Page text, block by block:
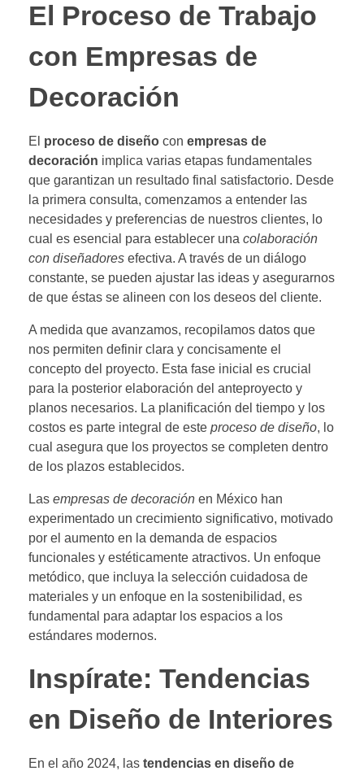
El Proceso de Trabajo
con Empresas de
Decoración
El proceso de diseño con empresas de
decoración implica varias etapas fundamentales
que garantizan un resultado final satisfactorio. Desde
la primera consulta, comenzamos a entender las
necesidades y preferencias de nuestros clientes, lo
cual es esencial para establecer una colaboración
con diseñadores efectiva. A través de un diálogo
constante, se pueden ajustar las ideas y asegurarnos
de que éstas se alineen con los deseos del cliente.
A medida que avanzamos, recopilamos datos que
nos permiten definir clara y concisamente el
concepto del proyecto. Esta fase inicial es crucial
para la posterior elaboración del anteproyecto y
planos necesarios. La planificación del tiempo y los
costos es parte integral de este proceso de diseño, lo
cual asegura que los proyectos se completen dentro
de los plazos establecidos.
Las empresas de decoración en México han
experimentado un crecimiento significativo, motivado
por el aumento en la demanda de espacios
funcionales y estéticamente atractivos. Un enfoque
metódico, que incluya la selección cuidadosa de
materiales y un enfoque en la sostenibilidad, es
fundamental para adaptar los espacios a los
estándares modernos.
Inspírate: Tendencias
en Diseño de Interiores
En el año 2024, las tendencias en diseño de